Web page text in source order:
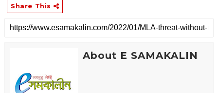
Share This
About E SAMAKALIN